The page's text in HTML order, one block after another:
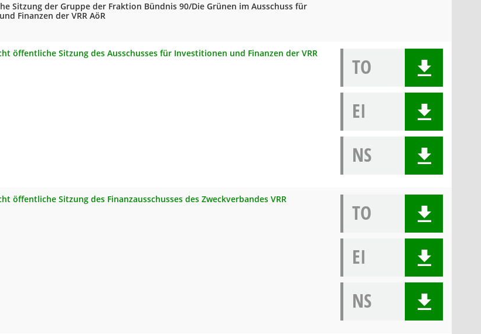
Sitzung der Gruppe der Fraktion Bündnis 90/Die Grünen im Ausschuss für
Finanzen der VRR AöR
öffentliche Sitzung des Ausschusses für Investitionen und Finanzen der VRR
TO
EI
NS
öffentliche Sitzung des Finanzausschusses des Zweckverbandes VRR
TO
EI
NS